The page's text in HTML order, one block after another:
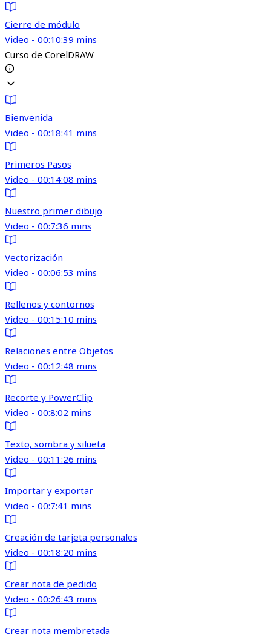
Cierre de módulo
Video - 00:10:39 mins
Curso de CorelDRAW
Bienvenida
Video - 00:18:41 mins
Primeros Pasos
Video - 00:14:08 mins
Nuestro primer dibujo
Video - 00:7:36 mins
Vectorización
Video - 00:06:53 mins
Rellenos y contornos
Video - 00:15:10 mins
Relaciones entre Objetos
Video - 00:12:48 mins
Recorte y PowerClip
Video - 00:8:02 mins
Texto, sombra y silueta
Video - 00:11:26 mins
Importar y exportar
Video - 00:7:41 mins
Creación de tarjeta personales
Video - 00:18:20 mins
Crear nota de pedido
Video - 00:26:43 mins
Crear nota membretada